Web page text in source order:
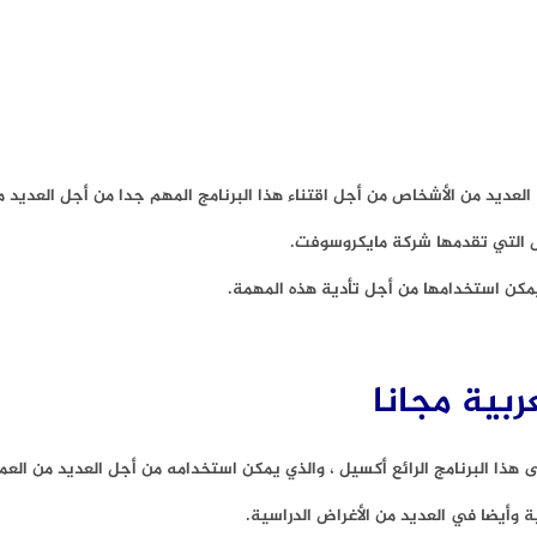
التي تقدمها شركة مايكروسوفت.
استخدامها من أجل تأدية هذه المهمة.
الرائع أكسيل ، والذي يمكن استخدامه من أجل العديد من
وأيضا في العديد من الأغراض الدراسية.